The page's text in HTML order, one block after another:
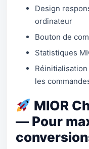
Design
ordinateur
Bouton de
Statistiques
les
MIOR
— Pour